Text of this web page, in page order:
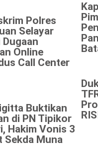
Polres
Selayar
Online
Call Center
Buktikan
di PN Tipikor
Hakim Vonis 3
Sekda Muna